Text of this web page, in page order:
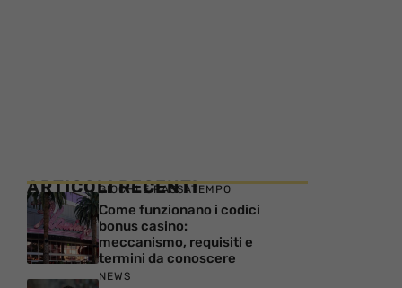
ARTICOLI RECENTI
GIOCHI E PASSATEMPO
Come funzionano i codici
bonus casino:
meccanismo, requisiti e
termini da conoscere
NEWS